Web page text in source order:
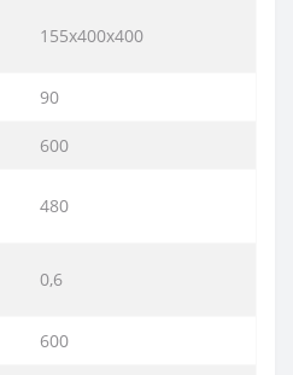
155х400х400
90
600
480
0,6
600